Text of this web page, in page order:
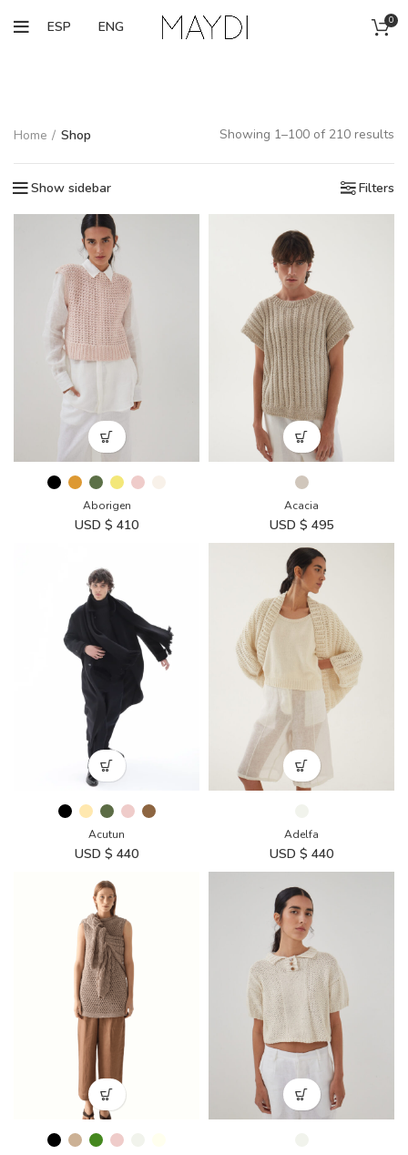
ESP ENG 0
Home Shop Showing 1–100 of 210 results
Show sidebar Filters
Aborigen
USD $ 410
Acacia
USD $ 495
Acutun
USD $ 440
Adelfa
USD $ 440